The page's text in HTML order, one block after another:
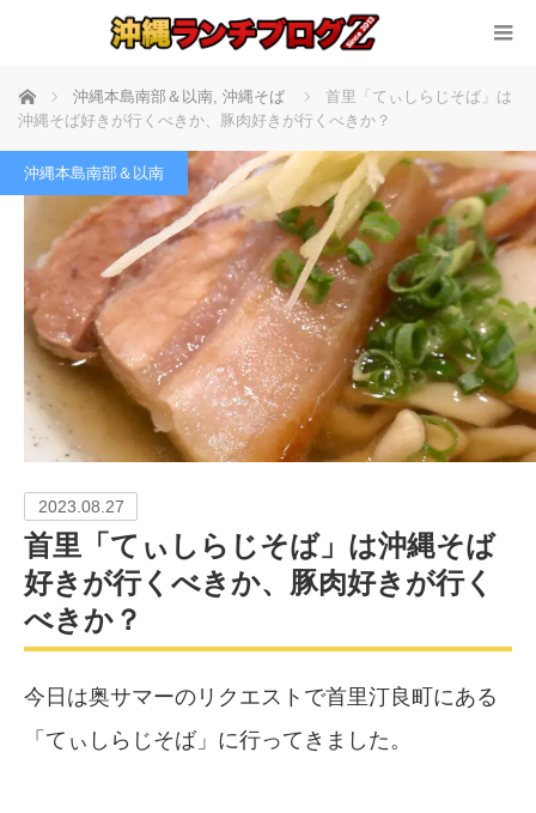
ホーム 沖縄本島南部＆以南, 沖縄そば
首里「てぃしらじそば」は
沖縄そば好きが行くべきか、豚肉好きが行くべきか？
沖縄本島南部＆以南
2023.08.27
首里「てぃしらじそば」は沖縄そば
好きが行くべきか、豚肉好きが行く
べきか？
今日は奥サマーのリクエストで首里汀良町にある
「てぃしらじそば」に行ってきました。